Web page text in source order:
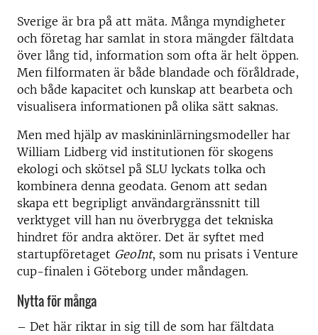
Sverige är bra på att mäta. Många myndigheter
och företag har samlat in stora mängder fältdata
över lång tid, information som ofta är helt öppen.
Men filformaten är både blandade och föråldrade,
och både kapacitet och kunskap att bearbeta och
visualisera informationen på olika sätt saknas.
Men med hjälp av maskininlärningsmodeller har
William Lidberg vid institutionen för skogens
ekologi och skötsel på SLU lyckats tolka och
kombinera denna geodata. Genom att sedan
skapa ett begripligt användargränssnitt till
verktyget vill han nu överbrygga det tekniska
hindret för andra aktörer. Det är syftet med
startupföretaget GeoInt, som nu prisats i Venture
cup-finalen i Göteborg under måndagen.
Nytta för många
– Det här riktar in sig till de som har fältdata